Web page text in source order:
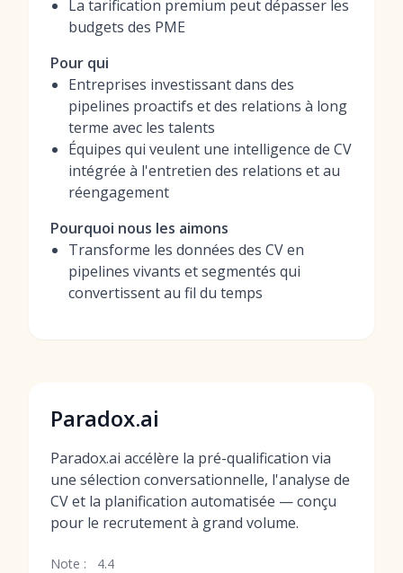
La tarification premium peut dépasser les
budgets des PME
Pour qui
Entreprises investissant dans des
pipelines proactifs et des relations à long
terme avec les talents
Équipes qui veulent une intelligence de CV
intégrée à l'entretien des relations et au
réengagement
Pourquoi nous les aimons
Transforme les données des CV en
pipelines vivants et segmentés qui
convertissent au fil du temps
Paradox.ai
Paradox.ai accélère la pré-qualification via
une sélection conversationnelle, l'analyse de
CV et la planification automatisée — conçu
pour le recrutement à grand volume.
Note : 4.4